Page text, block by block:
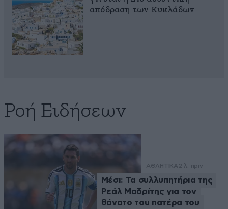
απόδραση των Κυκλάδων
Ροή Ειδήσεων
ΑΘΛΗΤΙΚΑ2 λ. πριν
Μέσι: Τα συλλυπητήρια της
Ρεάλ Μαδρίτης για τον
θάνατο του πατέρα του